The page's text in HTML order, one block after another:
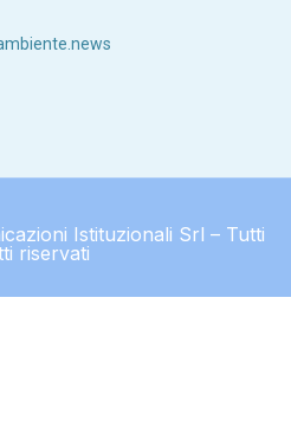
Istituzionali Srl – Tutti
riservati